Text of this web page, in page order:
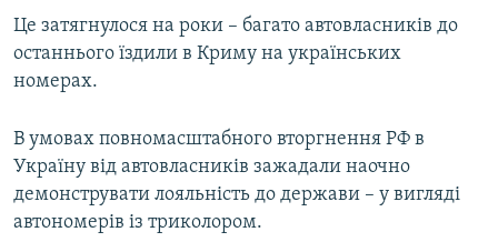
Це затягнулося на роки – багато автовласників до
останнього їздили в Криму на українських
номерах.
В умовах повномасштабного вторгнення РФ в
Україну від автовласників зажадали наочно
демонструвати лояльність до держави – у вигляді
автономерів із триколором.